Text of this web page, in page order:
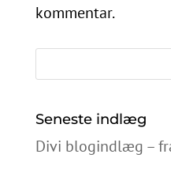
kommentar.
Seneste indlæg
Divi blogindlæg –